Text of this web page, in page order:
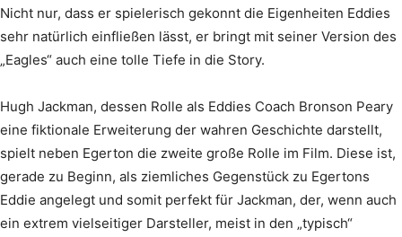
Nicht nur, dass er spielerisch gekonnt die Eigenheiten Eddies
sehr natürlich einfließen lässt, er bringt mit seiner Version des
„Eagles“ auch eine tolle Tiefe in die Story.
Hugh Jackman, dessen Rolle als Eddies Coach Bronson Peary
eine fiktionale Erweiterung der wahren Geschichte darstellt,
spielt neben Egerton die zweite große Rolle im Film. Diese ist,
gerade zu Beginn, als ziemliches Gegenstück zu Egertons
Eddie angelegt und somit perfekt für Jackman, der, wenn auch
ein extrem vielseitiger Darsteller, meist in den „typisch“